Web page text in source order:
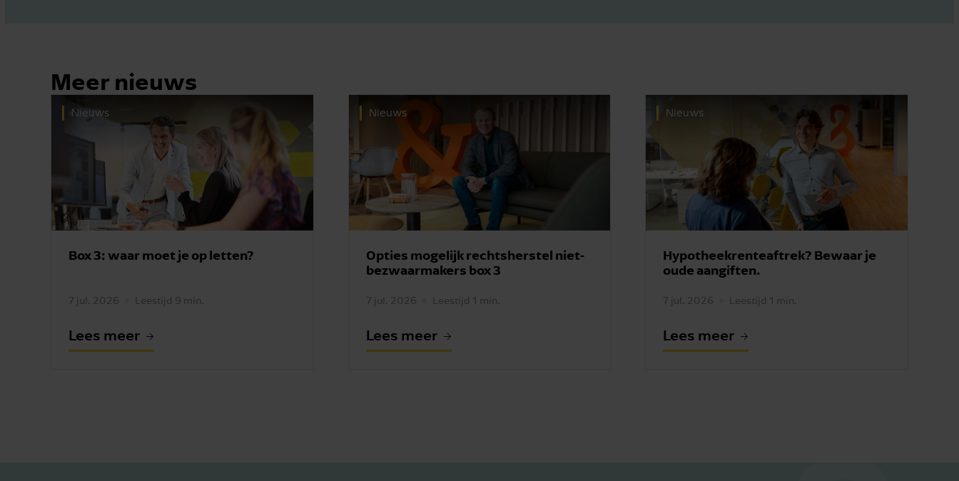
Meer nieuws
Nieuws
Box 3: waar moet je op letten?
7 jul. 2026 Leestijd 9 min.
Lees meer
Nieuws
Opties mogelijk rechtsherstel niet-
bezwaarmakers box 3
7 jul. 2026 Leestijd 1 min.
Lees meer
Nieuws
Hypotheekrenteaftrek? Bewaar je
oude aangiften.
7 jul. 2026 Leestijd 1 min.
Lees meer